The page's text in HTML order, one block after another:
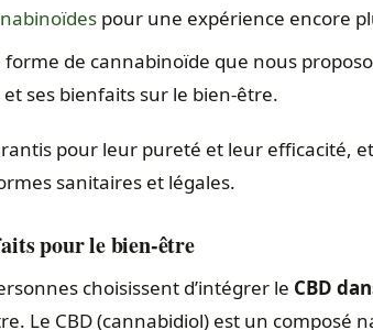
pour une expérience encore
de cannabinoïde que nous
ses bienfaits sur le bien-être.
pour leur pureté et leur efficacité,
sanitaires et légales.
pour le bien-être
choisissent d’intégrer le CBD
Le CBD (cannabidiol) est un composé